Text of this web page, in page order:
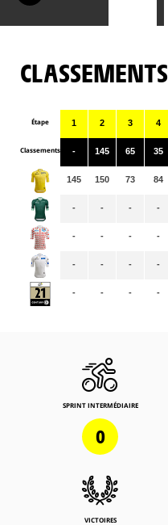
CLASSEMENTS
Étape
Classements
1
-
145
-
-
-
-
2
145
150
-
-
-
-
3
65
73
-
-
-
-
4
35
84
-
-
-
-
SPRINT INTERMÉDIAIRE
0
VICTOIRES